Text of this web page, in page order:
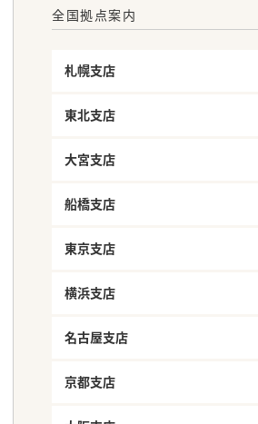
全国拠点案内
札幌支店
東北支店
大宮支店
船橋支店
東京支店
横浜支店
名古屋支店
京都支店